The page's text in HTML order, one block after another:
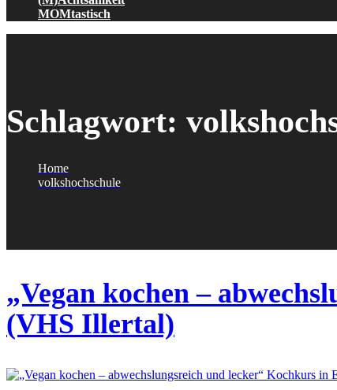
MOMtastisch
Schlagwort:
Home
volkshochschule
„Vegan kochen –
(VHS Illertal)